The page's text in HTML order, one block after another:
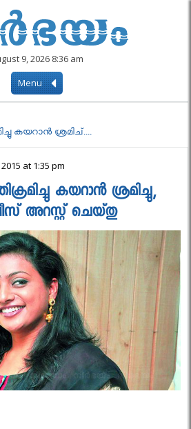
9, 2026 8:36 am
Menu
കയറാന്‍ ശ്രമിച്....
at 1:35 pm
കയറാന്‍ ശ്രമിച്ചു,
അറസ്റ്റ് ചെയ്തു